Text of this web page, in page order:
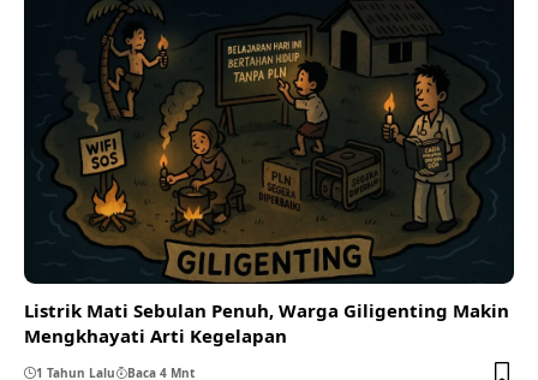
Listrik Mati Sebulan Penuh, Warga Giligenting Makin
Mengkhayati Arti Kegelapan
1 Tahun Lalu Baca 4 Mnt